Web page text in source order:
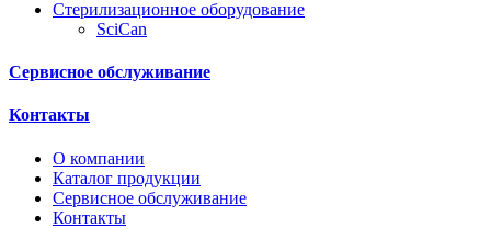
Стерилизационное оборудование
SciCan
Сервисное обслуживание
Контакты
О компании
Каталог продукции
Сервисное обслуживание
Контакты